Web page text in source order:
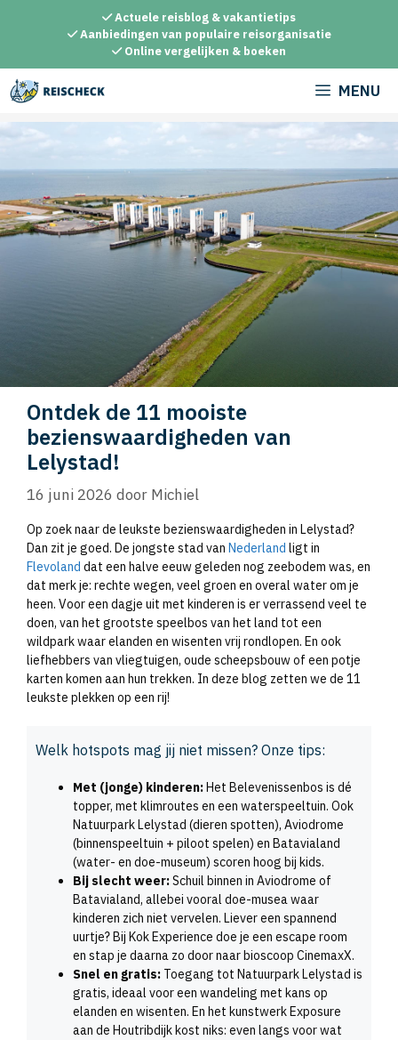
inhoud
Actuele reisblog & vakantietips
Aanbiedingen van populaire reisorganisatie
Online vergelijken & boeken
MENU
Ontdek de 11 mooiste
bezienswaardigheden van
Lelystad!
16 juni 2026 door Michiel
Op zoek naar de leukste bezienswaardigheden in Lelystad?
Dan zit je goed. De jongste stad van Nederland ligt in
Flevoland dat een halve eeuw geleden nog zeebodem was, en
dat merk je: rechte wegen, veel groen en overal water om je
heen. Voor een dagje uit met kinderen is er verrassend veel te
doen, van het grootste speelbos van het land tot een
wildpark waar elanden en wisenten vrij rondlopen. En ook
liefhebbers van vliegtuigen, oude scheepsbouw of een potje
karten komen aan hun trekken. In deze blog zetten we de 11
leukste plekken op een rij!
Welk hotspots mag jij niet missen? Onze tips:
Met (jonge) kinderen:Het Belevenissenbos is dé
topper, met klimroutes en een waterspeeltuin. Ook
Natuurpark Lelystad (dieren spotten), Aviodrome
(binnenspeeltuin + piloot spelen) en Batavialand
(water- en doe-museum) scoren hoog bij kids.
Bij slecht weer:Schuil binnen in Aviodrome of
Batavialand, allebei vooral doe-musea waar
kinderen zich niet vervelen. Liever een spannend
uurtje? Bij Kok Experience doe je een escape room
en stap je daarna zo door naar bioscoop CinemaxX.
Snel en gratis: Toegang tot Natuurpark Lelystad is
gratis, ideaal voor een wandeling met kans op
elanden en wisenten. En het kunstwerk Exposure
aan de Houtribdijk kost niks: even langs voor wat